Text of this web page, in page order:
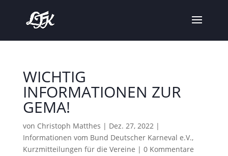
WICHTIG
INFORMATIONEN ZUR
GEMA!
von Christoph Matthes | Dez. 27, 2022|
Informationen vom Bund Deutscher Karneval e.V.,
Kurzmitteilungen für die Vereine | 0 Kommentare